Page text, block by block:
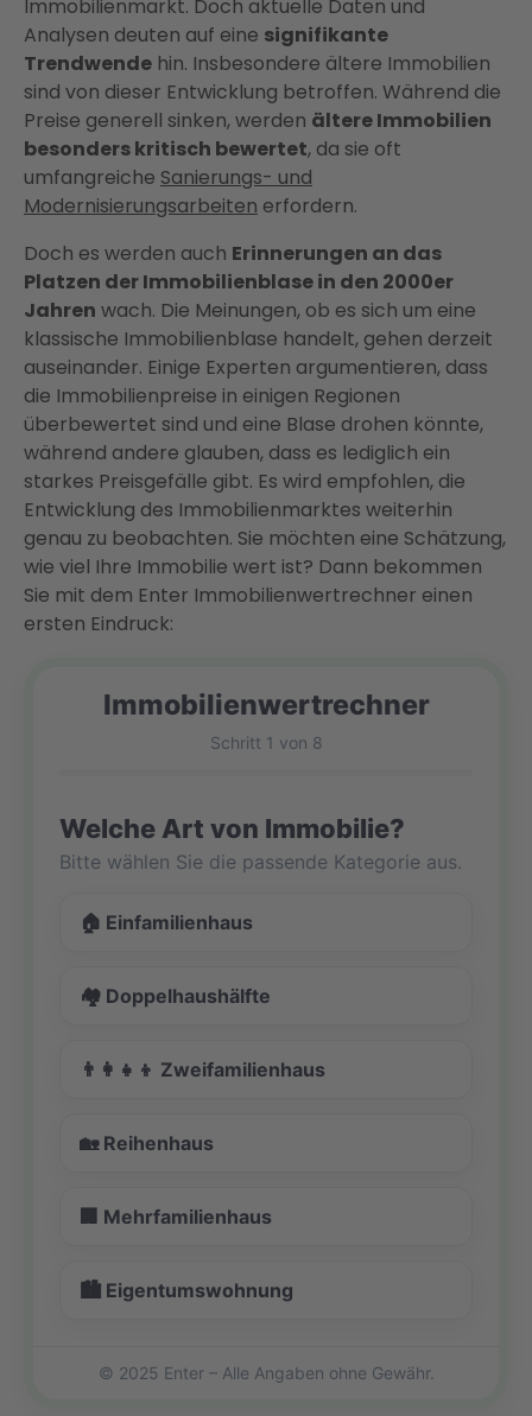
Immobilienmarkt. Doch aktuelle Daten und
Analysen deuten auf eine signifikante
Trendwende hin. Insbesondere ältere Immobilien
sind von dieser Entwicklung betroffen. Während die
Preise generell sinken, werden ältere Immobilien
besonders kritisch bewertet, da sie oft
umfangreiche Sanierungs- und
Modernisierungsarbeiten erfordern.
Doch es werden auch Erinnerungen an das
Platzen der Immobilienblase in den 2000er
Jahren wach. Die Meinungen, ob es sich um eine
klassische Immobilienblase handelt, gehen derzeit
auseinander. Einige Experten argumentieren, dass
die Immobilienpreise in einigen Regionen
überbewertet sind und eine Blase drohen könnte,
während andere glauben, dass es lediglich ein
starkes Preisgefälle gibt. Es wird empfohlen, die
Entwicklung des Immobilienmarktes weiterhin
genau zu beobachten. Sie möchten eine Schätzung,
wie viel Ihre Immobilie wert ist? Dann bekommen
Sie mit dem Enter Immobilienwertrechner einen
ersten Eindruck:
Immobilienwertrechner
Schritt 1 von 8
Welche Art von Immobilie?
Bitte wählen Sie die passende Kategorie aus.
🏠 Einfamilienhaus
🏘️ Doppelhaushälfte
👨‍👩‍👧‍👦 Zweifamilienhaus
🏡 Reihenhaus
🏢 Mehrfamilienhaus
🏙️ Eigentumswohnung
© 2025 Enter – Alle Angaben ohne Gewähr.